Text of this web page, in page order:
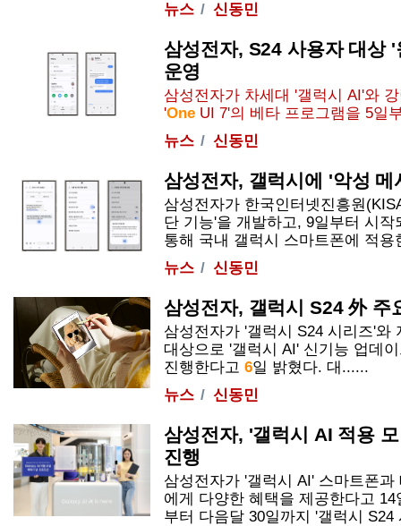
뉴스
신동민
삼성전자, S24 사용자 대상
운영
삼성전자가 차세대 '갤럭시 AI'와
'One UI 7'의 베타 프로그램을 5일
뉴스
신동민
삼성전자, 갤럭시에 '악성
삼성전자가 한국인터넷진흥원
단 기능'을 개발하고, 9일부터 시
통해 국내 갤럭시 스마트폰에 적
뉴스
신동민
삼성전자, 갤럭시 S24 外
삼성전자가 '갤럭시 S24 시리즈'와
대상으로 '갤럭시 AI' 신기능 업데
진행한다고 6일 밝혔다. 대......
뉴스
신동민
삼성전자, '갤럭시 AI 적용
진행
삼성전자가 '갤럭시 AI' 스마트폰
에게 다양한 혜택을 제공한다고
부터 다음달 30일까지 '갤럭시